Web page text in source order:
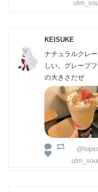
KEISUKE
ナチュラルクレ
しい。グレープ
の大きさだぜ